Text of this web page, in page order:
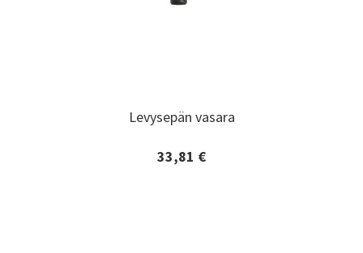
Levysepän vasara
33,81 €
Levysepän vasara
Lisätiedot ja tilaaminen